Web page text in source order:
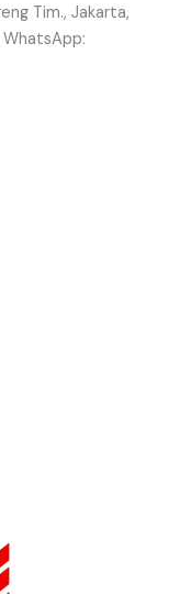
Tim., Jakarta,
WhatsApp: